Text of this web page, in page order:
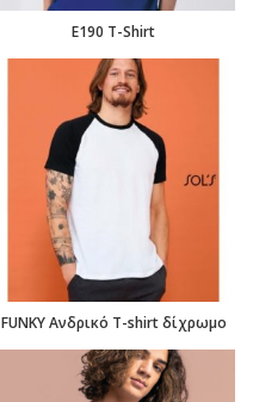
E190 T-Shirt
FUNKY Ανδρικό T-shirt δίχρωμο